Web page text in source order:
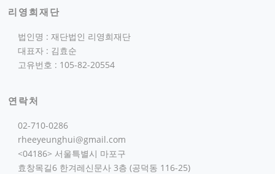
리영희재단
법인명 : 재단법인 리영희재단
대표자 : 김효순
고유번호 : 105-82-20554
연락처
02-710-0286
rheeyeunghui@gmail.com
<04186> 서울특별시 마포구
효창목길6 한겨레신문사 3층 (공덕동 116-25)